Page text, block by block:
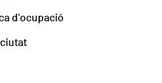
d'ocupació